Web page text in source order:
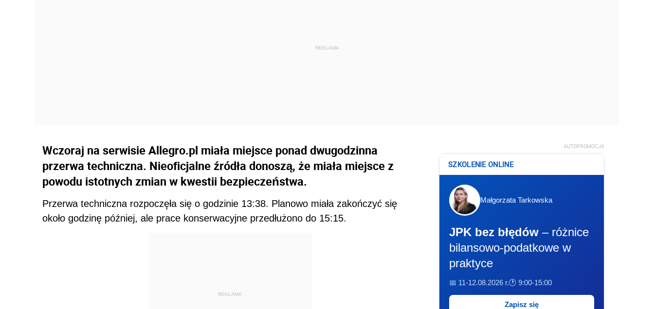
Wczoraj na serwisie Allegro.pl miała miejsce ponad dwugodzinna
przerwa techniczna. Nieoficjalne źródła donoszą, że miała miejsce z
powodu istotnych zmian w kwestii bezpieczeństwa.
Przerwa techniczna rozpoczęła się o godzinie 13:38. Planowo miała zakończyć się
około godzinę później, ale prace konserwacyjne przedłużono do 15:15.
REKLAMA
AUTOPROMOCJA
SZKOLENIE ONLINE
Małgorzata Tarkowska
JPK bez błędów – różnice
bilansowo-podatkowe w
praktyce
📅 11-12.08.2026 r.🕐 9:00-15:00
Zapisz się